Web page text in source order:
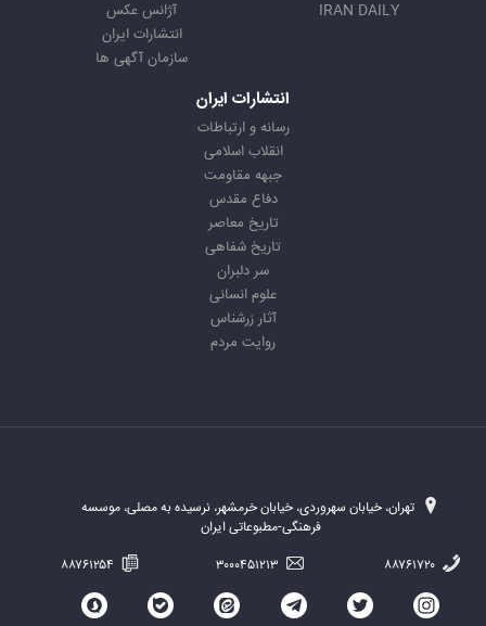
IRAN DAILY
آژانس عکس
انتشارات ایران
سازمان آگهی ها
انتشارات ایران
رسانه و ارتباطات
انقلاب اسلامی
جبهه مقاومت
دفاع مقدس
تاریخ معاصر
تاریخ شفاهی
سر دلبران
علوم انسانی
آثار زرشناس
روایت مردم
تهران، خیابان سهروردی، خیابان خرمشهر، نرسیده به مصلی، موسسه
فرهنگی-مطبوعاتی ایران